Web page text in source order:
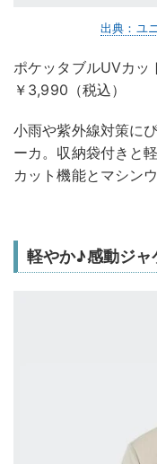
出典：ユ
ポケッタブルUVカッ
￥3,990（税込）
小雨や紫外線対策に
ーカ。収納袋付きと
カット機能とマシン
軽やか♪感動ジャ